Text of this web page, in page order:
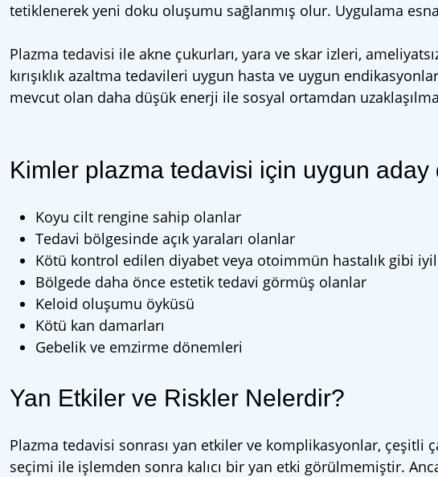
tetiklenerek yeni doku oluşumu sağlanmış olur. Uygulama
Plazma tedavisi ile akne çukurları, yara ve skar izleri,
kırışıklık azaltma tedavileri uygun hasta ve uygun
mevcut olan daha düşük enerji ile sosyal ortamdan
Kimler plazma tedavisi için uygun aday
Koyu cilt rengine sahip olanlar
Tedavi bölgesinde açık yaraları olanlar
Kötü kontrol edilen diyabet veya otoimmün hastalık gibi
Bölgede daha önce estetik tedavi görmüş olanlar
Keloid oluşumu öyküsü
Kötü kan damarları
Gebelik ve emzirme dönemleri
Yan Etkiler ve Riskler Nelerdir?
Plazma tedavisi sonrası yan etkiler ve komplikasyonlar, çeşitli
seçimi ile işlemden sonra kalıcı bir yan etki görülmemiştir.